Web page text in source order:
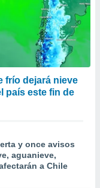
frío dejará nieve
país este fin de
y once avisos
aguanieve,
a Chile